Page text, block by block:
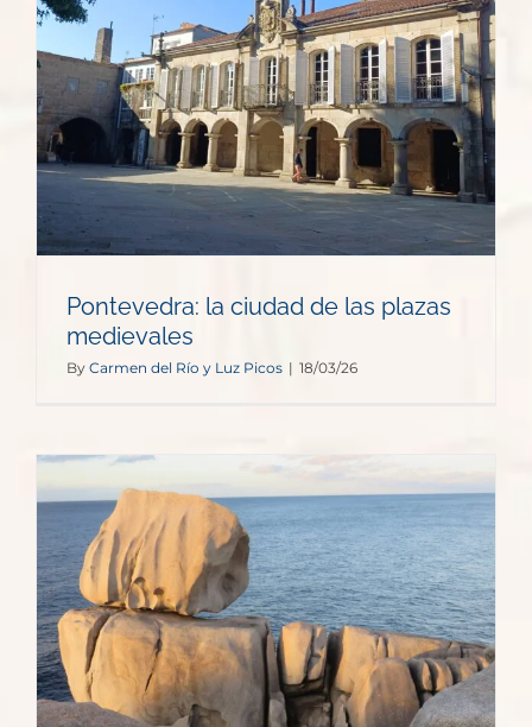
Pontevedra: la ciudad de las plazas
medievales
By Carmen del Río y Luz Picos | 18/03/26